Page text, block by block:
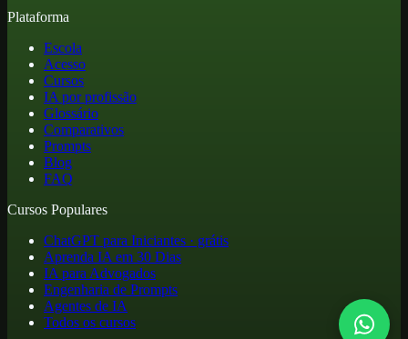
Plataforma
Escola
Acesso
Cursos
IA por profissão
Glossário
Comparativos
Prompts
Blog
FAQ
Cursos Populares
ChatGPT para Iniciantes · grátis
Aprenda IA em 30 Dias
IA para Advogados
Engenharia de Prompts
Agentes de IA
Todos os cursos